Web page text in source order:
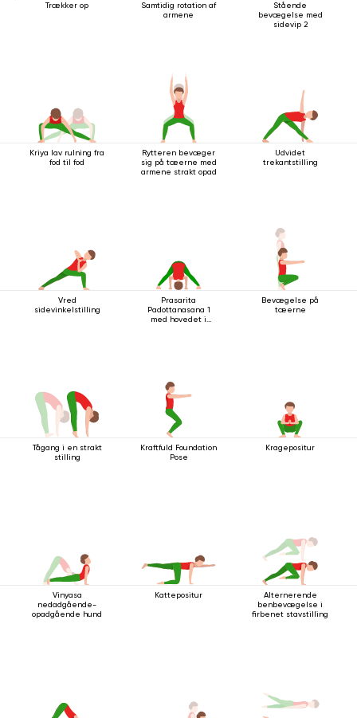
Trækker op
Samtidig rotation af
armene
Stående
bevægelse med
sidevip 2
Kriya lav rulning fra
fod til fod
Rytteren bevæger
sig på tæerne med
armene strakt opad
Udvidet
trekantstilling
Vred
sidevinkelstilling
Prasarita
Padottanasana 1
med hovedet i
Bevægelse på
tæerne
Tågang i en strakt
stilling
Kraftfuld Foundation
Pose
Kragepositur
Vinyasa
nedadgående-
opadgående hund
Kattepositur
Alternerende
benbevægelse i
firbenet stavstilling